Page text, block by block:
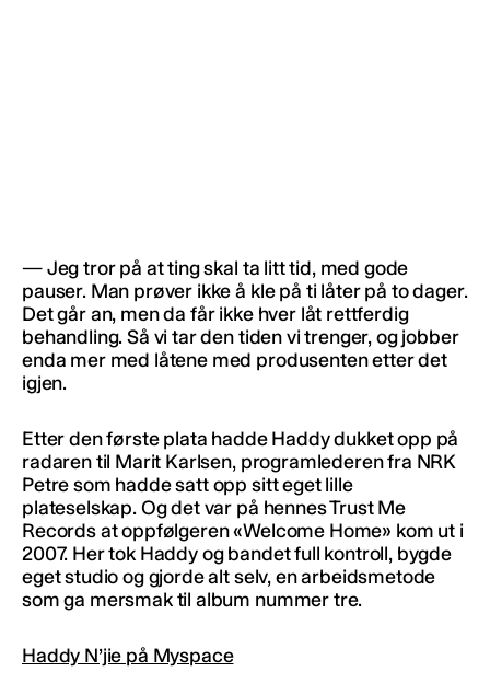
— Jeg tror på at ting skal ta litt tid, med gode
pauser. Man prøver ikke å kle på ti låter på to dager.
Det går an, men da får ikke hver låt rettferdig
behandling. Så vi tar den tiden vi trenger, og jobber
enda mer med låtene med produsenten etter det
igjen.
Etter den første plata hadde Haddy dukket opp på
radaren til Marit Karlsen, programlederen fra NRK
Petre som hadde satt opp sitt eget lille
plateselskap. Og det var på hennes Trust Me
Records at oppfølgeren «Welcome Home» kom ut i
2007. Her tok Haddy og bandet full kontroll, bygde
eget studio og gjorde alt selv, en arbeidsmetode
som ga mersmak til album nummer tre.
Haddy N’jie på Myspace